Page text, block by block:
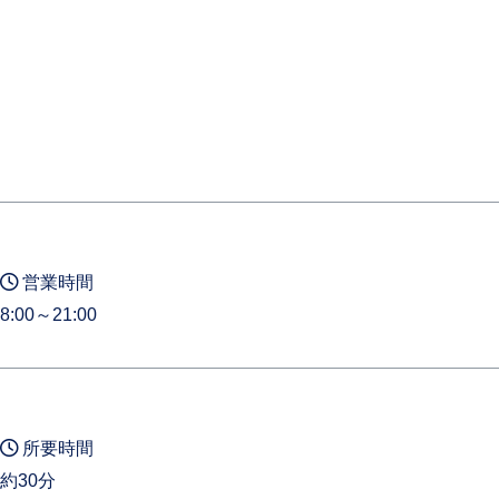
営業時間
8:00～21:00
所要時間
約30分